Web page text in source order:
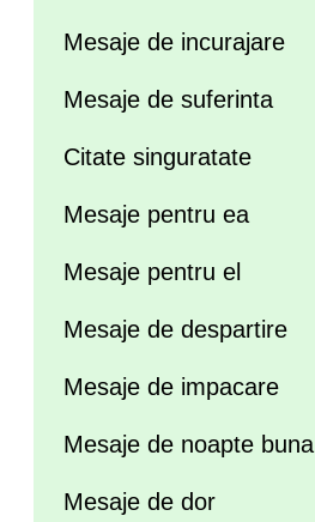
Mesaje de incurajare
Mesaje de suferinta
Citate singuratate
Mesaje pentru ea
Mesaje pentru el
Mesaje de despartire
Mesaje de impacare
Mesaje de noapte buna
Mesaje de dor